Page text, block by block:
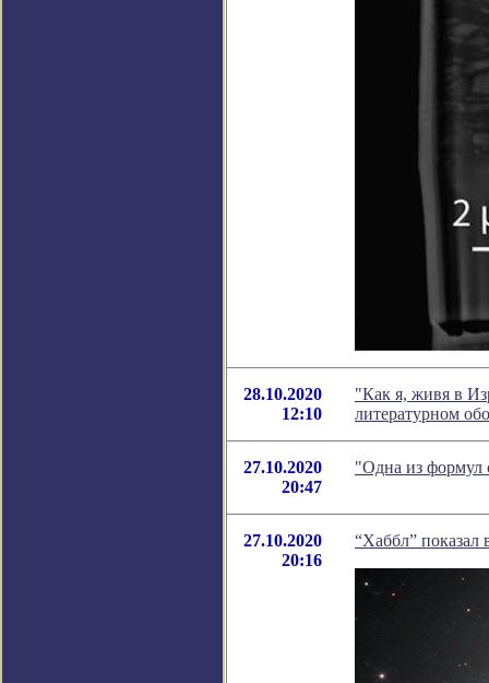
28.10.2020
12:10
"Как я, живя в
литературном
27.10.2020
20:47
"Одна из формул
27.10.2020
20:16
“Хаббл”